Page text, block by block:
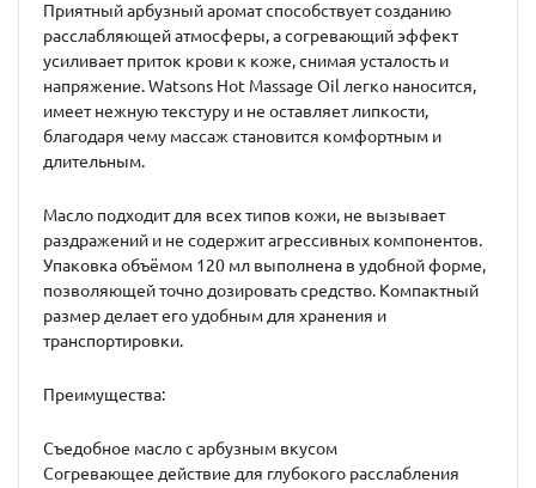
Приятный арбузный аромат способствует созданию
расслабляющей атмосферы, а согревающий эффект
усиливает приток крови к коже, снимая усталость и
напряжение. Watsons Hot Massage Oil легко наносится,
имеет нежную текстуру и не оставляет липкости,
благодаря чему массаж становится комфортным и
длительным.
Масло подходит для всех типов кожи, не вызывает
раздражений и не содержит агрессивных компонентов.
Упаковка объёмом 120 мл выполнена в удобной форме,
позволяющей точно дозировать средство. Компактный
размер делает его удобным для хранения и
транспортировки.
Преимущества:
Съедобное масло с арбузным вкусом
Согревающее действие для глубокого расслабления